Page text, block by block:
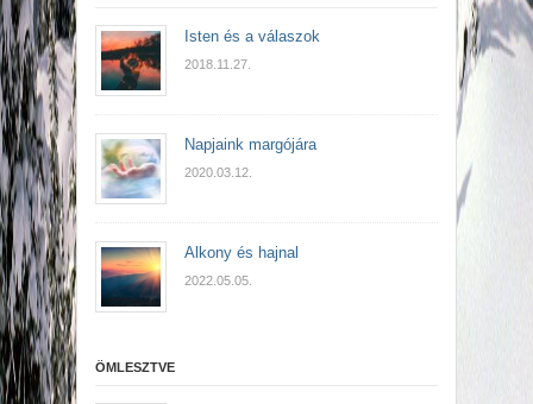
Isten és a válaszok
2018.11.27.
Napjaink margójára
2020.03.12.
Alkony és hajnal
2022.05.05.
ÖMLESZTVE